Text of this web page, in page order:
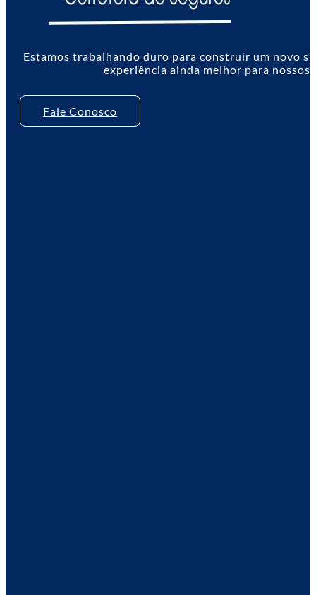
Estamos trabalhando duro para construir um novo
experiência ainda melhor para nossos
Fale Conosco